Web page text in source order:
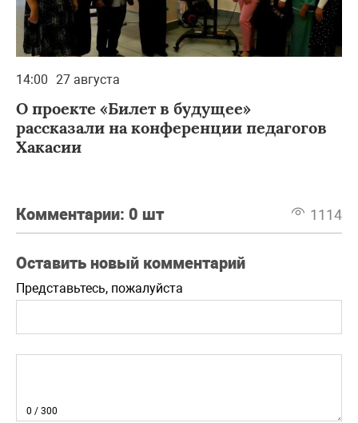
14:00 27 августа
О проекте «Билет в будущее»
рассказали на конференции педагогов
Хакасии
Комментарии: 0 шт 1114
Оставить новый комментарий
Представьтесь, пожалуйста
0 / 300